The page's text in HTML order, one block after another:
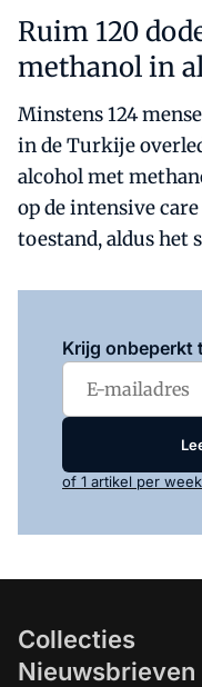
Ruim 120
methanol in
Minstens 124
in de Turkije
alcohol met
op de intensive
toestand, aldus het
Krijg onbeperkt
of 1 artikel per
Collecties
Nieuwsbrieven